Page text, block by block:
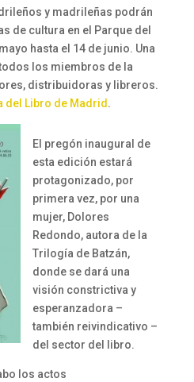
y madrileñas podrán
de cultura en el Parque del
hasta el 14 de junio. Una
los miembros de la
distribuidoras y libreros.
del Libro de Madrid .
El pregón inaugural de
esta edición estará
protagonizado, por
primera vez, por una
mujer, Dolores
Redondo, autora de la
Trilogía de Batzán,
donde se dará una
visión constrictiva y
esperanzadora –
también reivindicativo –
del sector del libro.
los actos